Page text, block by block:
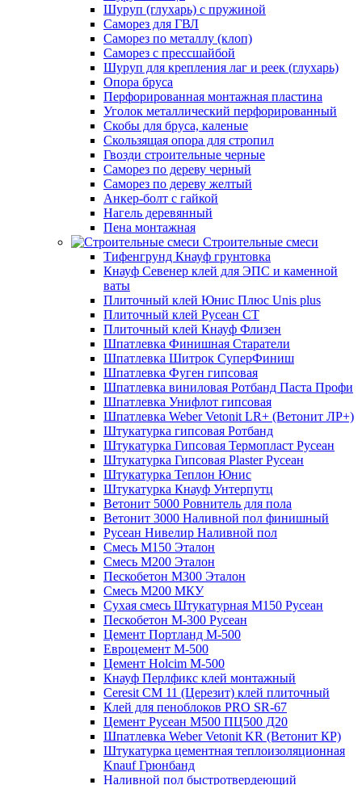
Шуруп (глухарь) с пружиной
Саморез для ГВЛ
Саморез по металлу (клоп)
Саморез с прессшайбой
Шуруп для крепления лаг и реек (глухарь)
Опора бруса
Перфорированная монтажная пластина
Уголок металлический перфорированный
Скобы для бруса, каленые
Скользящая опора для стропил
Гвозди строительные черные
Саморез по дереву черный
Саморез по дереву желтый
Анкер-болт с гайкой
Нагель деревянный
Пена монтажная
Строительные смеси
Тифенгрунд Кнауф грунтовка
Кнауф Севенер клей для ЭПС и каменной
ваты
Плиточный клей Юнис Плюс Unis plus
Плиточный клей Русеан СТ
Плиточный клей Кнауф Флизен
Шпатлевка Финишная Старатели
Шпатлевка Шитрок СуперФиниш
Шпатлевка Фуген гипсовая
Шпатлевка виниловая Ротбанд Паста Профи
Шпатлевка Унифлот гипсовая
Шпатлевка Weber Vetonit LR+ (Ветонит ЛР+)
Штукатурка гипсовая Ротбанд
Штукатурка Гипсовая Термопласт Русеан
Штукатурка Гипсовая Plaster Русеан
Штукатурка Теплон Юнис
Штукатурка Кнауф Унтерпутц
Ветонит 5000 Ровнитель для пола
Ветонит 3000 Наливной пол финишный
Русеан Нивелир Наливной пол
Смесь М150 Эталон
Смесь М200 Эталон
Пескобетон М300 Эталон
Смесь М200 МКУ
Сухая смесь Штукатурная М150 Русеан
Пескобетон М-300 Русеан
Цемент Портланд М-500
Евроцемент М-500
Цемент Holcim М-500
Кнауф Перлфикс клей монтажный
Сeresit СМ 11 (Церезит) клей плиточный
Клей для пеноблоков PRO SR-67
Цемент Русеан М500 ПЦ500 Д20
Шпатлевка Weber Vetonit KR (Ветонит КР)
Штукатурка цементная теплоизоляционная
Knauf Грюнбанд
Наливной пол быстротвердеющий